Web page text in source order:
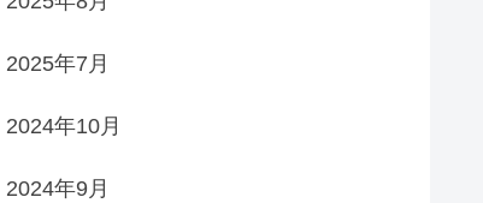
2025年7月
2024年10月
2024年9月